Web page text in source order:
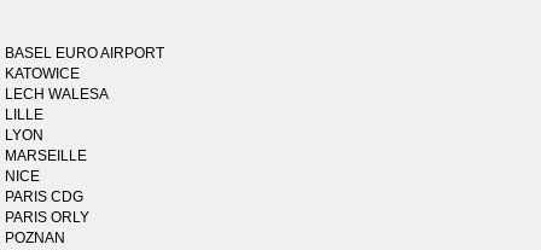
BASEL EURO AIRPORT
KATOWICE
LECH WALESA
LILLE
LYON
MARSEILLE
NICE
PARIS CDG
PARIS ORLY
POZNAN